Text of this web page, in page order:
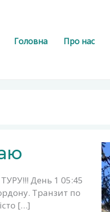
Головна Про нас
День 1 05:45
Транзит по
[…]